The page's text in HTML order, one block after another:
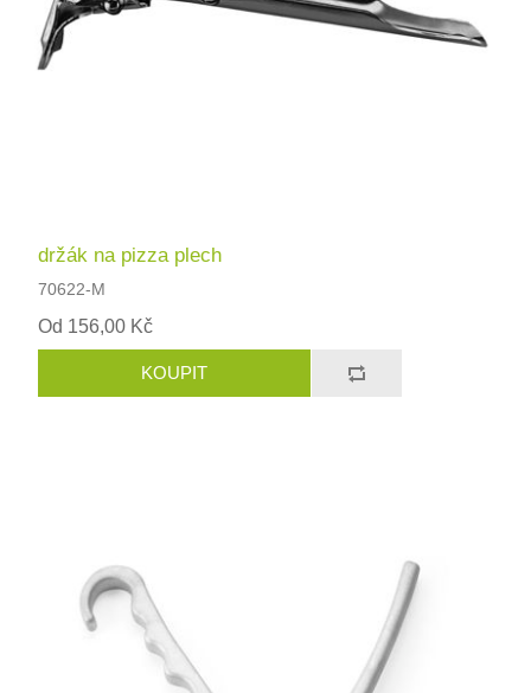
držák na pizza plech
70622-M
Od 156,00 Kč